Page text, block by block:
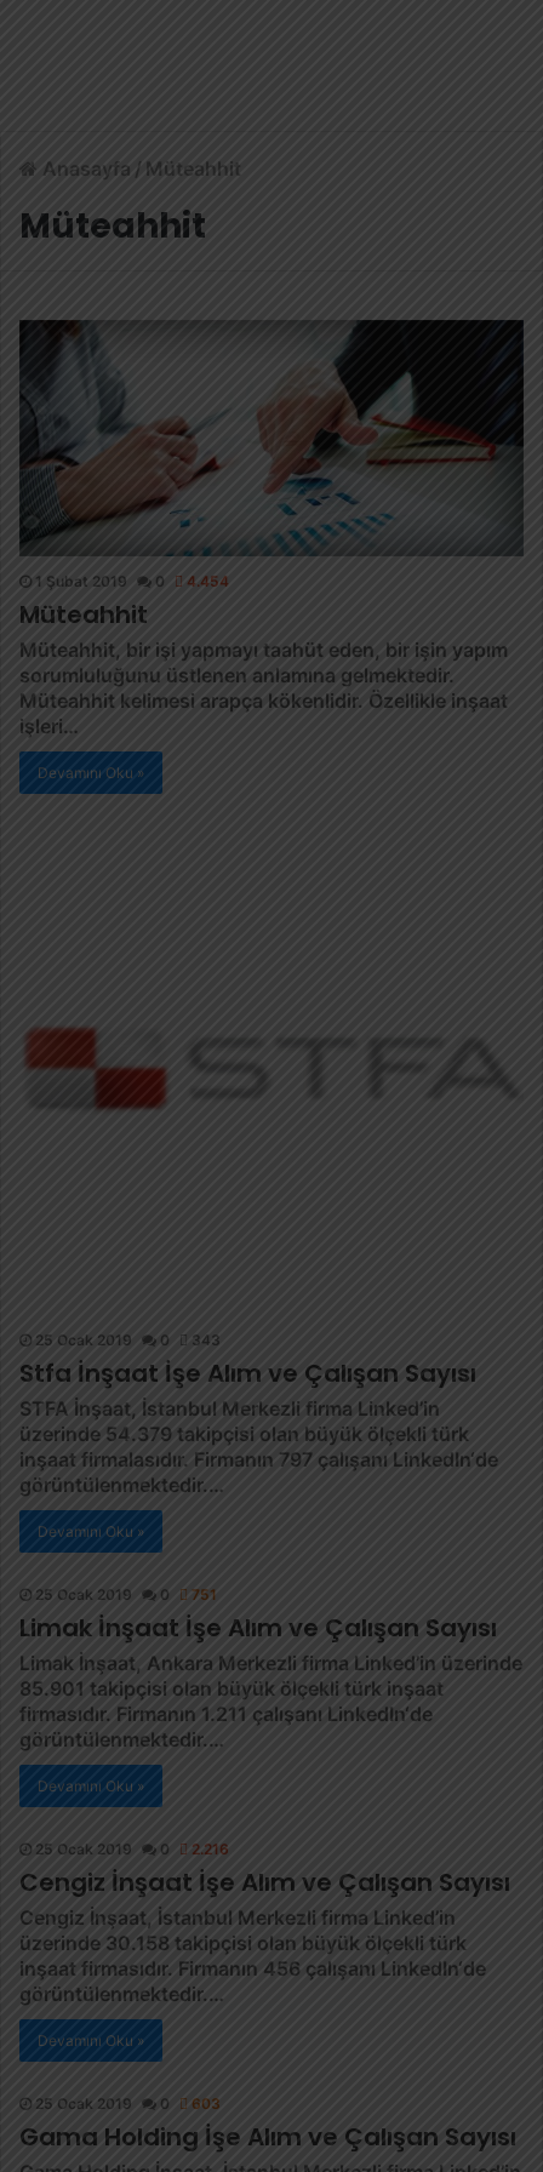
Anasayfa / Müteahhit
Müteahhit
1 Şubat 2019 0 4.454
Müteahhit
Müteahhit, bir işi yapmayı taahüt eden, bir işin yapım
sorumluluğunu üstlenen anlamına gelmektedir.
Müteahhit kelimesi arapça kökenlidir. Özellikle inşaat
işleri…
Devamını Oku »
25 Ocak 2019 0 343
Stfa İnşaat İşe Alım ve Çalışan Sayısı
STFA İnşaat, İstanbul Merkezli firma Linked’in
üzerinde 54.379 takipçisi olan büyük ölçekli türk
inşaat firmalasıdır. Firmanın 797 çalışanı LinkedIn‘de
görüntülenmektedir.…
Devamını Oku »
25 Ocak 2019 0 751
Limak İnşaat İşe Alım ve Çalışan Sayısı
Limak İnşaat, Ankara Merkezli firma Linked’in üzerinde
85.901 takipçisi olan büyük ölçekli türk inşaat
firmasıdır. Firmanın 1.211 çalışanı LinkedIn‘de
görüntülenmektedir.…
Devamını Oku »
25 Ocak 2019 0 2.216
Cengiz İnşaat İşe Alım ve Çalışan Sayısı
Cengiz İnşaat, İstanbul Merkezli firma Linked’in
üzerinde 30.158 takipçisi olan büyük ölçekli türk
inşaat firmasıdır. Firmanın 456 çalışanı LinkedIn‘de
görüntülenmektedir.…
Devamını Oku »
25 Ocak 2019 0 603
Gama Holding İşe Alım ve Çalışan Sayısı